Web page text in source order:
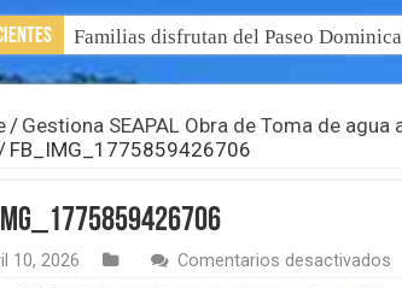
Familias disfrutan del Paseo
/ Gestiona SEAPAL Obra de Toma de agua
FB_IMG_1775859426706
10, 2026 Comentarios desactivadosen